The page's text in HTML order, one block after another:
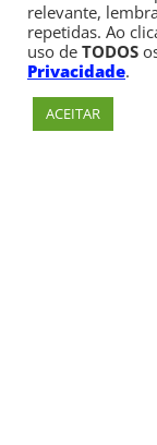
relevante,
repetidas. Ao
uso de TODOS
Privacidade.
ACEITAR